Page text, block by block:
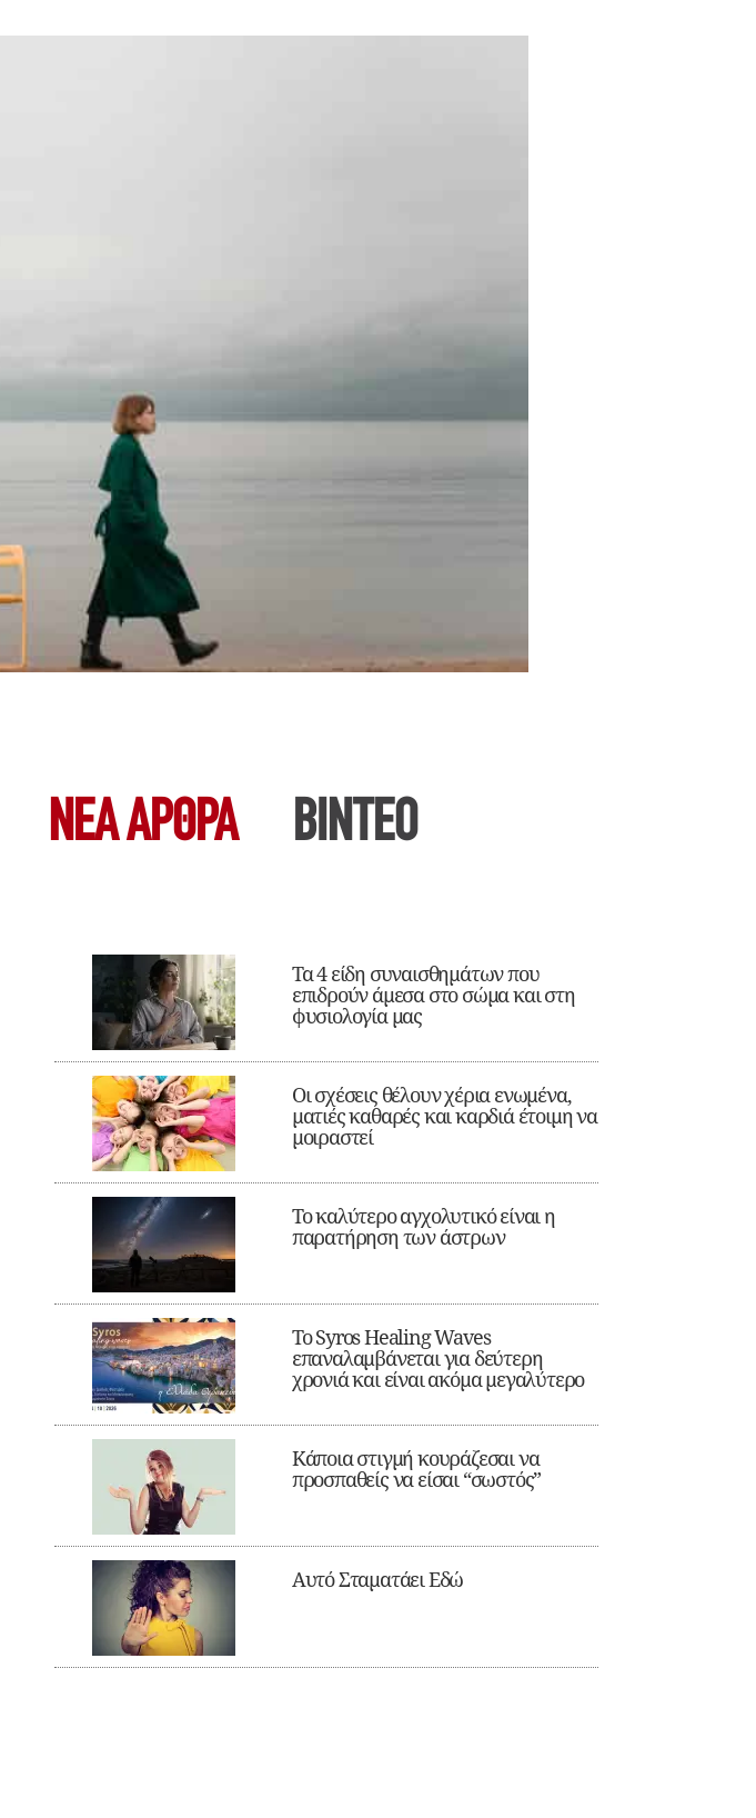
ΝΕΑ ΆΡΘΡΑ ΒΙΝΤΕΟ
Τα 4 είδη συναισθημάτων που
επιδρούν άμεσα στο σώμα και στη
φυσιολογία μας
Οι σχέσεις θέλουν χέρια ενωμένα,
ματιές καθαρές και καρδιά έτοιμη να
μοιραστεί
Το καλύτερο αγχολυτικό είναι η
παρατήρηση των άστρων
Το Syros Healing Waves
επαναλαμβάνεται για δεύτερη
χρονιά και είναι ακόμα μεγαλύτερο
Κάποια στιγμή κουράζεσαι να
προσπαθείς να είσαι “σωστός”
Αυτό Σταματάει Εδώ